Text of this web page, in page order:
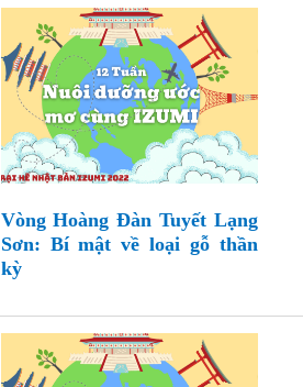
Vòng Hoàng Đàn Tuyết Lạng
Sơn: Bí mật về loại gỗ thần
kỳ